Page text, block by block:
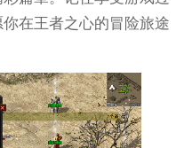
在王者之心的冒险旅途